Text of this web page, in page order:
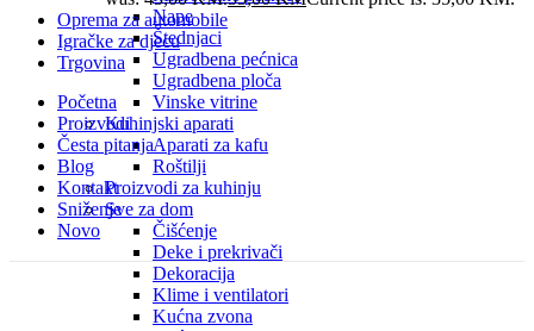
Nape
Štednjaci
Ugradbena pećnica
Ugradbena ploča
Vinske vitrine
Kuhinjski aparati
Aparati za kafu
Roštilji
Proizvodi za kuhinju
Sve za dom
Čišćenje
Deke i prekrivači
Dekoracija
Klime i ventilatori
Kućna zvona
Oprema za automobile
Igračke za djecu
Trgovina
Početna
Proizvodi
Česta pitanja
Blog
Kontakt
Sniženje
Novo